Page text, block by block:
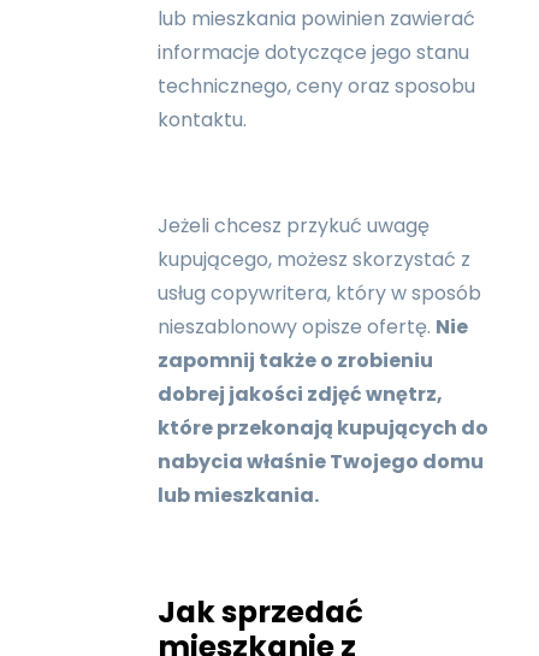
lub mieszkania powinien zawierać
informacje dotyczące jego stanu
technicznego, ceny oraz sposobu
kontaktu.
Jeżeli chcesz przykuć uwagę
kupującego, możesz skorzystać z
usług copywritera, który w sposób
nieszablonowy opisze ofertę. Nie
zapomnij także o zrobieniu
dobrej jakości zdjęć wnętrz,
które przekonają kupujących do
nabycia właśnie Twojego domu
lub mieszkania.
Jak sprzedać
mieszkanie z